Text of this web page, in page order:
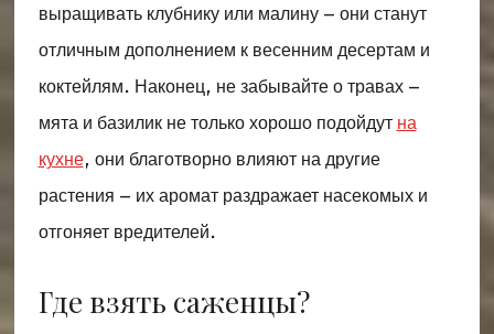
выращивать клубнику или малину – они станут
отличным дополнением к весенним десертам и
коктейлям. Наконец, не забывайте о травах –
мята и базилик не только хорошо подойдут на
кухне, они благотворно влияют на другие
растения – их аромат раздражает насекомых и
отгоняет вредителей.
Где взять саженцы?